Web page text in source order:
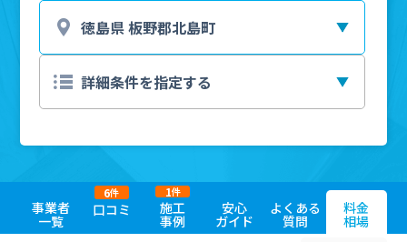
事業者
一覧
口コミ
6件
施工
事例
1件
安心
ガイド
よくある
質問
料金
相場